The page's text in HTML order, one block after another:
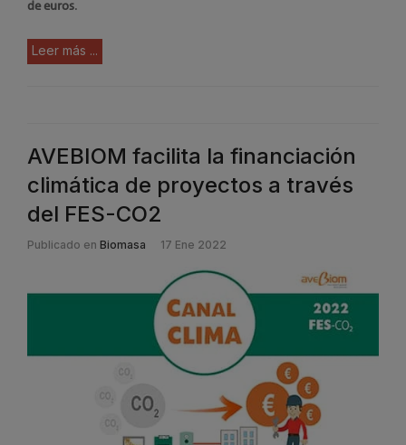
de euros.
Leer más ...
AVEBIOM facilita la financiación
climática de proyectos a través
del FES-CO2
Publicado en Biomasa 17 Ene 2022